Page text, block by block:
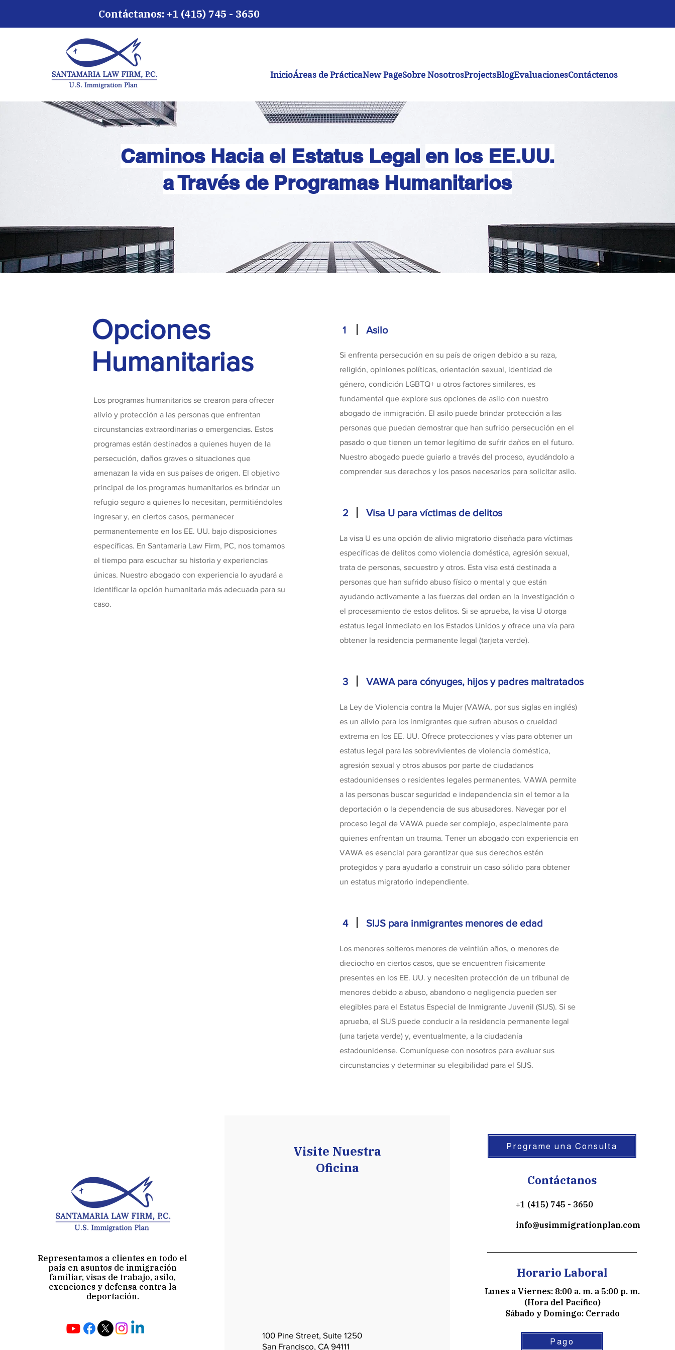
Contáctanos: +1 (415) 745 - 3650
InicioÁreas de PrácticaNew PageSobre NosotrosProjectsBlogEvaluacionesContáctenos
Caminos Hacia el Estatus Legal en los EE.UU.
a Través de Programas Humanitarios
Opciones
Humanitarias
Los programas humanitarios se crearon para ofrecer
alivio y protección a las personas que enfrentan
circunstancias extraordinarias o emergencias. Estos
programas están destinados a quienes huyen de la
persecución, daños graves o situaciones que
amenazan la vida en sus países de origen. El objetivo
principal de los programas humanitarios es brindar un
refugio seguro a quienes lo necesitan, permitiéndoles
ingresar y, en ciertos casos, permanecer
permanentemente en los EE. UU. bajo disposiciones
específicas. En Santamaria Law Firm, PC, nos tomamos
el tiempo para escuchar su historia y experiencias
únicas. Nuestro abogado con experiencia lo ayudará a
identificar la opción humanitaria más adecuada para su
caso.
1 Asilo
Si enfrenta persecución en su país de origen debido a su raza,
religión, opiniones políticas, orientación sexual, identidad de
género, condición LGBTQ+ u otros factores similares, es
fundamental que explore sus opciones de asilo con nuestro
abogado de inmigración. El asilo puede brindar protección a las
personas que puedan demostrar que han sufrido persecución en el
pasado o que tienen un temor legítimo de sufrir daños en el futuro.
Nuestro abogado puede guiarlo a través del proceso, ayudándolo a
comprender sus derechos y los pasos necesarios para solicitar asilo.
2 Visa U para víctimas de delitos
La visa U es una opción de alivio migratorio diseñada para víctimas
específicas de delitos como violencia doméstica, agresión sexual,
trata de personas, secuestro y otros. Esta visa está destinada a
personas que han sufrido abuso físico o mental y que están
ayudando activamente a las fuerzas del orden en la investigación o
el procesamiento de estos delitos. Si se aprueba, la visa U otorga
estatus legal inmediato en los Estados Unidos y ofrece una vía para
obtener la residencia permanente legal (tarjeta verde).
3 VAWA para cónyuges, hijos y padres maltratados
La Ley de Violencia contra la Mujer (VAWA, por sus siglas en inglés)
es un alivio para los inmigrantes que sufren abusos o crueldad
extrema en los EE. UU. Ofrece protecciones y vías para obtener un
estatus legal para las sobrevivientes de violencia doméstica,
agresión sexual y otros abusos por parte de ciudadanos
estadounidenses o residentes legales permanentes. VAWA permite
a las personas buscar seguridad e independencia sin el temor a la
deportación o la dependencia de sus abusadores. Navegar por el
proceso legal de VAWA puede ser complejo, especialmente para
quienes enfrentan un trauma. Tener un abogado con experiencia en
VAWA es esencial para garantizar que sus derechos estén
protegidos y para ayudarlo a construir un caso sólido para obtener
un estatus migratorio independiente.
4 SIJS para inmigrantes menores de edad
Los menores solteros menores de veintiún años, o menores de
dieciocho en ciertos casos, que se encuentren físicamente
presentes en los EE. UU. y necesiten protección de un tribunal de
menores debido a abuso, abandono o negligencia pueden ser
elegibles para el Estatus Especial de Inmigrante Juvenil (SIJS). Si se
aprueba, el SIJS puede conducir a la residencia permanente legal
(una tarjeta verde) y, eventualmente, a la ciudadanía
estadounidense. Comuníquese con nosotros para evaluar sus
circunstancias y determinar su elegibilidad para el SIJS.
Representamos a clientes en todo el
país en asuntos de inmigración
familiar, visas de trabajo, asilo,
exenciones y defensa contra la
deportación.
Visite Nuestra
Oficina
100 Pine Street, Suite 1250
San Francisco, CA 94111
Programe una Consulta
Contáctanos
+1 (415) 745 - 3650
info@usimmigrationplan.com
Horario Laboral
Lunes a Viernes: 8:00 a. m. a 5:00 p. m.
(Hora del Pacífico)
Sábado y Domingo: Cerrado
Pago